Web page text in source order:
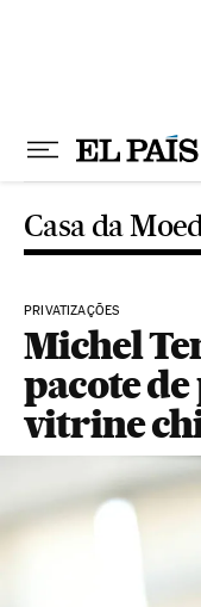
Casa da
PRIVATIZAÇÕES
Michel
pacote
vitrine